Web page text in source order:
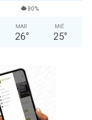
80%
MAR
26°
MIÉ
25°